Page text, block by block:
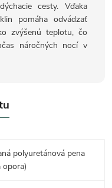
cesty. Vďaka
pomáha odvádzať
zvýšenú teplotu, čo
náročných nocí v
polyuretánová pena
opora)